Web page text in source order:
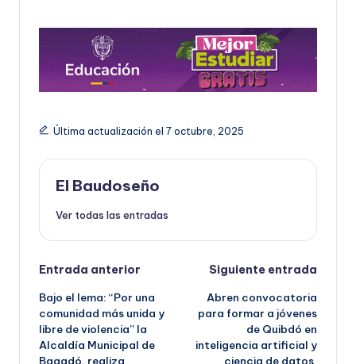
Última actualización el 7 octubre, 2025
El Baudoseño
Ver todas las entradas
Navegación
de
entradas
Entrada anterior
Bajo el lema: “Por una
comunidad más unida y
libre de violencia” la
Alcaldía Municipal de
Bagadó, realiza
Siguiente entrada
Abren convocatoria
para formar a jóvenes
de Quibdó en
inteligencia artificial y
ciencia de datos.